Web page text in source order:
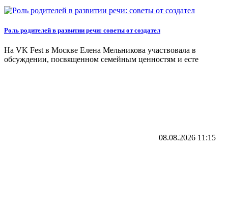
Роль родителей в развитии речи: советы от создател
На VK Fest в Москве Елена Мельникова участвовала в
обсуждении, посвященном семейным ценностям и есте
08.08.2026 11:15